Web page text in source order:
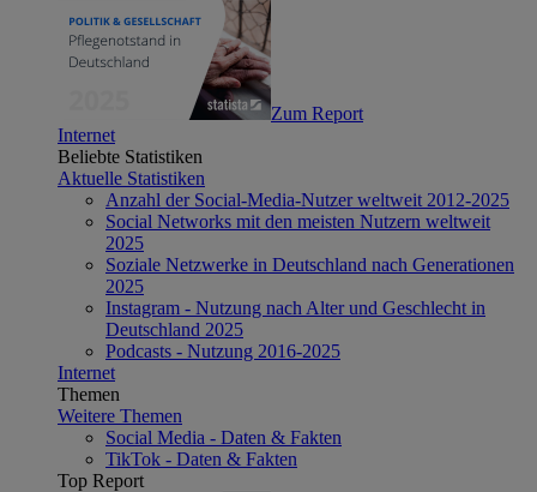
Zum Report
Internet
Beliebte Statistiken
Aktuelle Statistiken
Anzahl der Social-Media-Nutzer weltweit 2012-2025
Social Networks mit den meisten Nutzern weltweit
2025
Soziale Netzwerke in Deutschland nach Generationen
2025
Instagram - Nutzung nach Alter und Geschlecht in
Deutschland 2025
Podcasts - Nutzung 2016-2025
Internet
Themen
Weitere Themen
Social Media - Daten & Fakten
TikTok - Daten & Fakten
Top Report